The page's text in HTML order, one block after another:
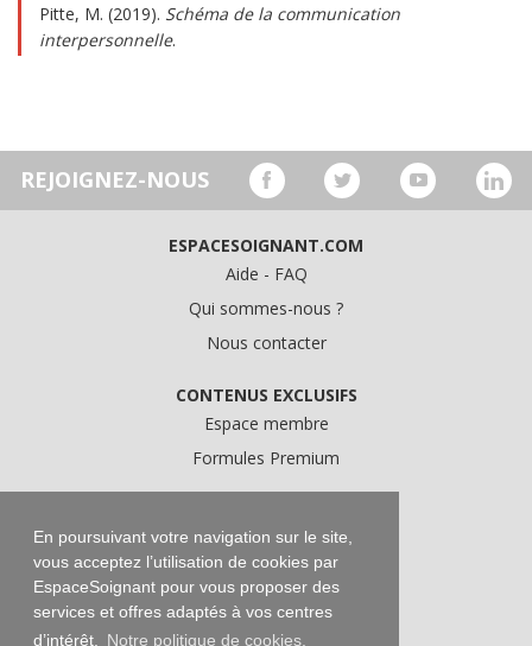
En poursuivant votre navigation sur le site,
vous acceptez l’utilisation de cookies par
EspaceSoignant pour vous proposer des
services et offres adaptés à vos centres
d’intérêt.
Notre politique de cookies.
Pitte, M. (2019). Schéma de la communication
interpersonnelle.
REJOIGNEZ-NOUS
ESPACESOIGNANT.COM
Aide - FAQ
Qui sommes-nous ?
Nous contacter
CONTENUS EXCLUSIFS
Espace membre
Formules Premium
Conditions Générales d'Utilisation
Données personnelles
Conditions Générales de Vente
Mentions légales